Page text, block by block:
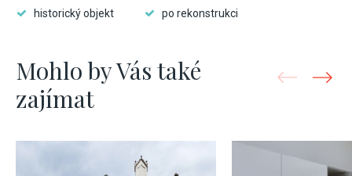
historický objekt po rekonstrukci
Mohlo by Vás také
zajímat